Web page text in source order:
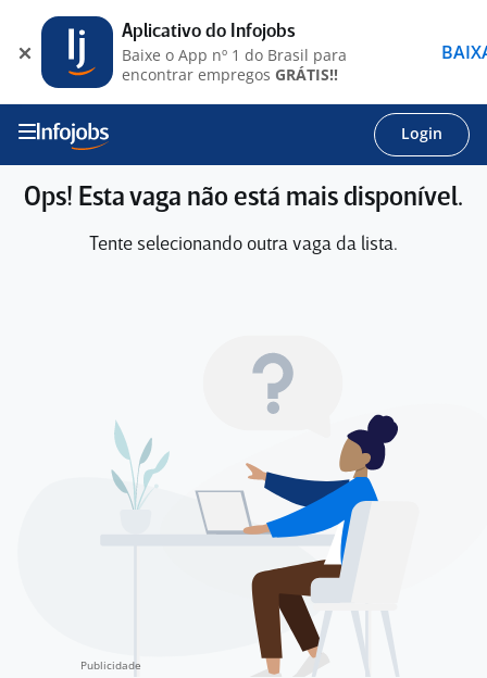
Login
Ops! Esta vaga não está mais disponível.
Tente selecionando outra vaga da lista.
Aplicativo do Infojobs
Baixe o App nº 1 do Brasil para
encontrar empregos GRÁTIS!!